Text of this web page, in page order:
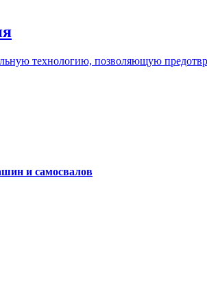
технологию, позволяющую
и самосвалов